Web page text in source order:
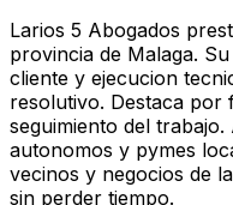
Larios 5 Abogados
provincia de Malaga.
cliente y ejecucion
resolutivo. Destaca por
seguimiento del
autonomos y pymes
vecinos y negocios de
sin perder tiempo.